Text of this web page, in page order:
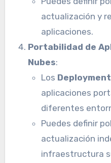
actualización y
aplicaciones.
Portabilidad de
Nubes:
Los
aplicaciones
diferentes
Puedes definir
actualización
infraestructura